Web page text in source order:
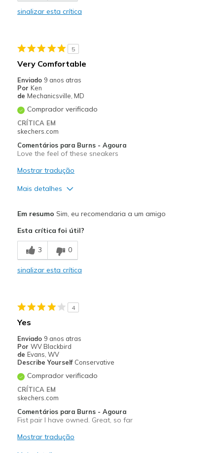
Melhores utilizações
Casual Wear
Sizing
View On Shoes
Shoes are for Wearing
sinalizar esta crítica
5
Very Comfortable
Enviado 9 anos atras
Por Ken
de Mechanicsville, MD
Comprador verificado
CRÍTICA EM
skechers.com
Comentários para Burns - Agoura
Love the feel of these sneakers
Mostrar tradução
Mais detalhes
Width
Sizing
Em resumo Sim, eu recomendaria a um amigo
Esta crítica foi útil?
3 0
sinalizar esta crítica
4
Yes
Enviado 9 anos atras
Por WV Blackbird
de Evans, WV
Describe Yourself Conservative
Comprador verificado
CRÍTICA EM
skechers.com
Comentários para Burns - Agoura
Fist pair I have owned. Great, so far
Mostrar tradução